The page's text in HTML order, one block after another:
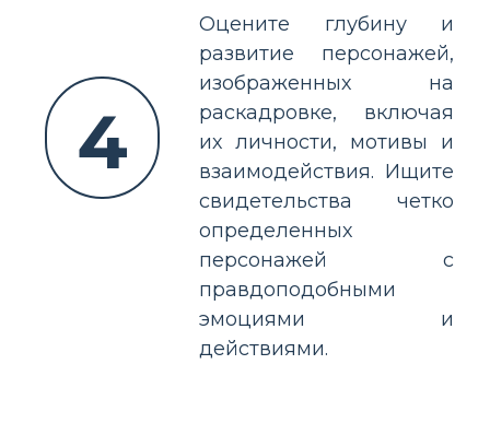
4
Оцените глубину и
развитие персонажей,
изображенных на
раскадровке, включая
их личности, мотивы и
взаимодействия. Ищите
свидетельства четко
определенных
персонажей с
правдоподобными
эмоциями и
действиями.